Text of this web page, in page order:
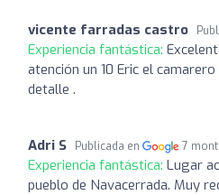
vicente farradas castro
Experiencia fantástica:
atención un 10 Eric el
detalle .
Adri S Publicada en 7
Experiencia fantástica: Lugar
pueblo de Navacerrada. Muy